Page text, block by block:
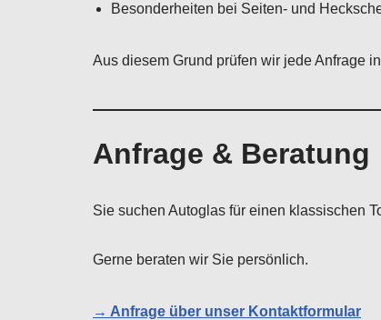
Besonderheiten bei Seiten- und
Aus diesem Grund prüfen wir jede Anfrage
Anfrage & Beratung
Sie suchen Autoglas für einen klassischen
Gerne beraten wir Sie persönlich.
→ Anfrage über unser Kontaktformular